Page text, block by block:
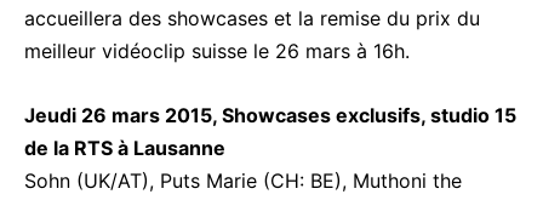
accueillera des showcases et la remise du prix du
meilleur vidéoclip suisse le 26 mars à 16h.
Jeudi 26 mars 2015, Showcases exclusifs, studio 15
de la RTS à Lausanne
Sohn (UK/AT), Puts Marie (CH: BE), Muthoni the